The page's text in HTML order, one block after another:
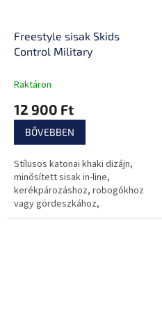
Freestyle sisak Skids
Control Military
Raktáron
12 900 Ft
BŐVEBBEN
Stílusos katonai khaki dizájn,
minősített sisak in-line,
kerékpározáshoz, robogókhoz
vagy gördeszkához,
szellőzőnyílások, állítható